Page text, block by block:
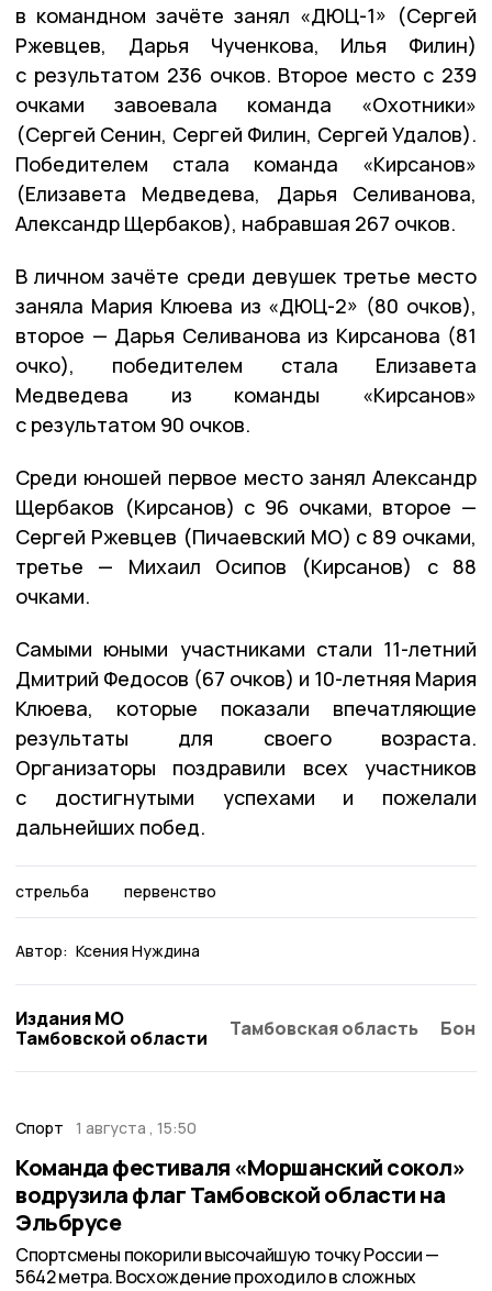
в командном зачёте занял «ДЮЦ-1» (Сергей
Ржевцев, Дарья Чученкова, Илья Филин)
с результатом 236 очков. Второе место с 239
очками завоевала команда «Охотники»
(Сергей Сенин, Сергей Филин, Сергей Удалов).
Победителем стала команда «Кирсанов»
(Елизавета Медведева, Дарья Селиванова,
Александр Щербаков), набравшая 267 очков.
В личном зачёте среди девушек третье место
заняла Мария Клюева из «ДЮЦ-2» (80 очков),
второе — Дарья Селиванова из Кирсанова (81
очко), победителем стала Елизавета
Медведева из команды «Кирсанов»
с результатом 90 очков.
Среди юношей первое место занял Александр
Щербаков (Кирсанов) с 96 очками, второе —
Сергей Ржевцев (Пичаевский МО) с 89 очками,
третье — Михаил Осипов (Кирсанов) с 88
очками.
Самыми юными участниками стали 11-летний
Дмитрий Федосов (67 очков) и 10-летняя Мария
Клюева, которые показали впечатляющие
результаты для своего возраста.
Организаторы поздравили всех участников
с достигнутыми успехами и пожелали
дальнейших побед.
стрельба первенство
Автор: Ксения Нуждина
Издания МО
Тамбовской области
Тамбовская область
Спорт 1 августа , 15:50
Команда фестиваля «Моршанский сокол»
водрузила флаг Тамбовской области на
Эльбрусе
Спортсмены покорили высочайшую точку России —
5642 метра. Восхождение проходило в сложных